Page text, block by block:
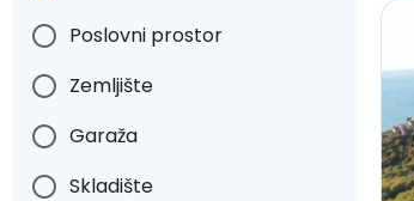
Poslovni prostor
Zemljište
Garaža
Skladište